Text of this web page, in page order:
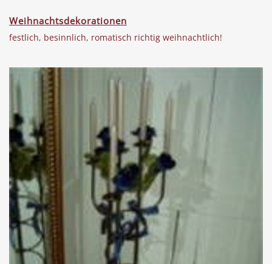
Weihnachtsdekorationen
festlich, besinnlich, romatisch richtig weihnachtlich!